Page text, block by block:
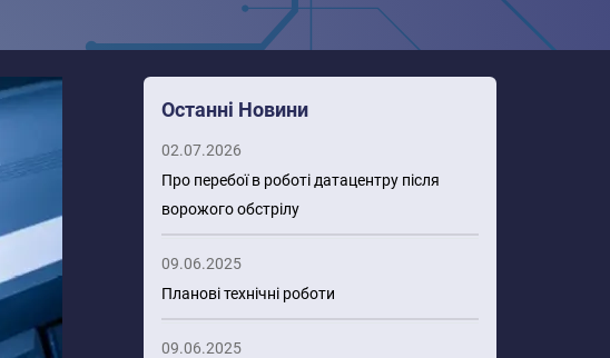
Останні Новини
02.07.2026
Про перебої в роботі датацентру після
ворожого обстрілу
09.06.2025
Планові технічні роботи
09.06.2025